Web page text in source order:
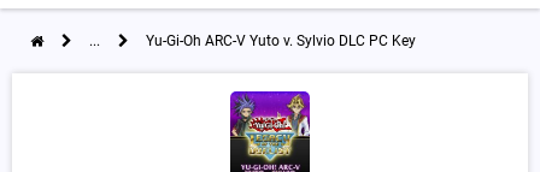
... Yu-Gi-Oh ARC-V Yuto v. Sylvio DLC PC Key